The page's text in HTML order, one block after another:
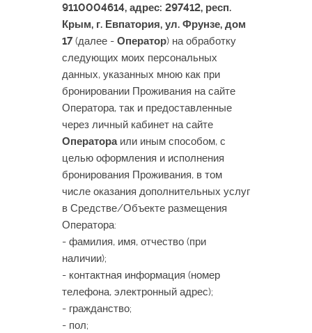
9110004614, адрес: 297412, респ.
Крым, г. Евпатория, ул. Фрунзе, дом
17(далее - Оператор) на обработку
следующих моих персональных
данных, указанных мною как при
бронировании Проживания на сайте
Оператора, так и предоставленные
через личный кабинет на сайте
Оператораили иным способом, с
целью оформления и исполнения
бронирования Проживания, в том
числе оказания дополнительных услуг
в Средстве/Объекте размещения
Оператора:
- фамилия, имя, отчество (при
наличии);
- контактная информация (номер
телефона, электронный адрес);
- гражданство;
- пол;